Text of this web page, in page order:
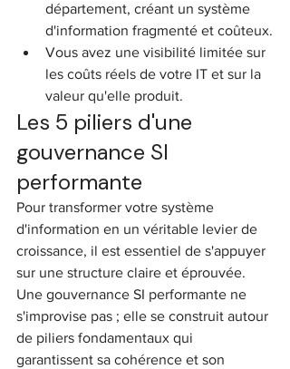
département, créant un système
d'information fragmenté et coûteux.
Vous avez une visibilité limitée sur
les coûts réels de votre IT et sur la
valeur qu'elle produit.
Les 5 piliers d'une
gouvernance SI
performante
Pour transformer votre système
d'information en un véritable levier de
croissance, il est essentiel de s'appuyer
sur une structure claire et éprouvée.
Une gouvernance SI performante ne
s'improvise pas ; elle se construit autour
de piliers fondamentaux qui
garantissent sa cohérence et son